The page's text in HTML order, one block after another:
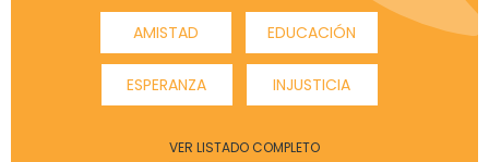
AMISTAD EDUCACIÓN
ESPERANZA INJUSTICIA
VER LISTADO COMPLETO